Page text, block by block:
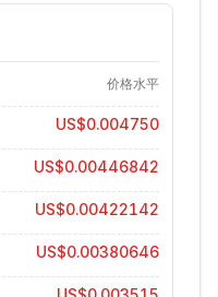
价格水平
US$0.004750
US$0.00446842
US$0.00422142
US$0.00380646